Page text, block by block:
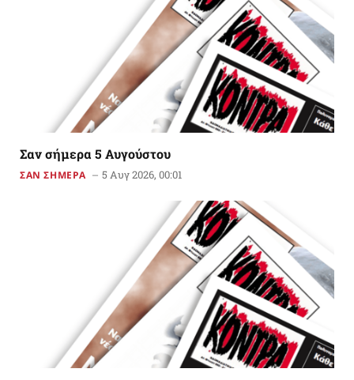
Σαν σήμερα 5 Αυγούστου
ΣΑΝ ΣΗΜΕΡΑ 5 Αυγ 2026, 00:01